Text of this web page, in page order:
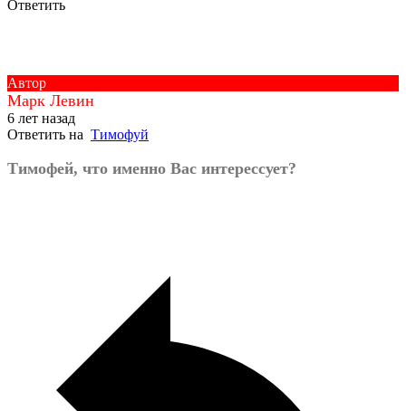
Ответить
Автор
Марк Левин
6 лет назад
Ответить на Тимофуй
Тимофей, что именно Вас интерессует?